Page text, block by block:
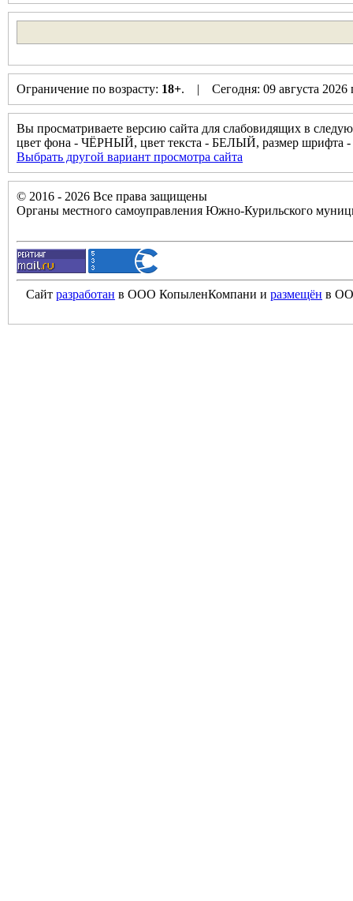
Ограничение по возрасту: 18+. | Сегодня: 09 августа
Вы просматриваете версию сайта для слабовидящих в
цвет фона - ЧЁРНЫЙ, цвет текста - БЕЛЫЙ, размер
Выбрать другой вариант просмотра сайта
© 2016 - 2026 Все права защищены
Органы местного самоуправления Южно-Курильского
Сайт разработан в ООО КопыленКомпани и размещён в